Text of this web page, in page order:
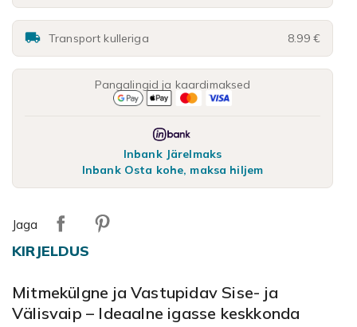
 Transport kulleriga 8.99 €
Pangalingid ja kaardimaksed
Inbank Järelmaks
Inbank Osta kohe, maksa hiljem
Jaga
KIRJELDUS
Mitmekülgne ja Vastupidav Sise- ja
Välisvaip – Ideaalne igasse keskkonda